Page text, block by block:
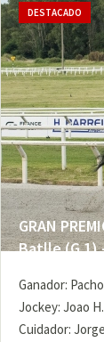
GRAN
Batlle (G 1) -
DESTACADO
Ganador:
Jockey: Joao
Cuidador: